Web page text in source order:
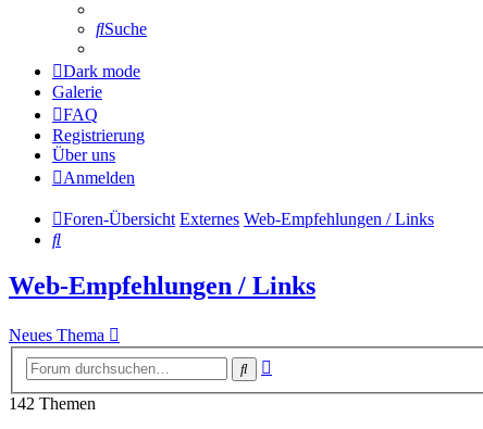
Suche
Dark mode
Galerie
FAQ
Registrierung
Über uns
Anmelden
Foren-Übersicht Externes Web-Empfehlungen / Links
Suche
Web-Empfehlungen / Links
Neues Thema
Suche
142 Themen